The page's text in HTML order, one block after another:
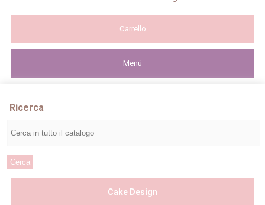
Carrello
Menú
Ricerca
Cake Design